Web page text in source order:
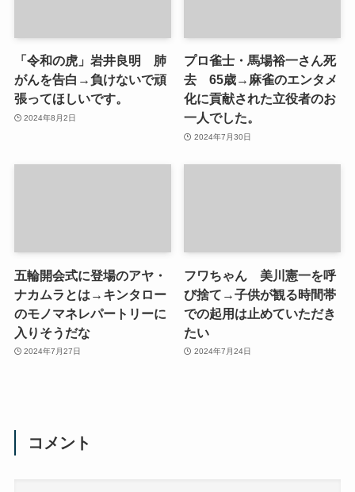
「令和の虎」岩井良明 肺
がんを告白→負けないで頑
張ってほしいです。
2024年8月2日
プロ雀士・馬場裕一さん死
去 65歳→麻雀のエンタメ
化に貢献された立役者のお
一人でした。
2024年7月30日
五輪開会式に登場のアヤ・
ナカムラとは→キンタロー
のモノマネレパートリーに
入りそうだな
2024年7月27日
フワちゃん 美川憲一を呼
び捨て→子供が観る時間帯
での起用は止めていただき
たい
2024年7月24日
コメント